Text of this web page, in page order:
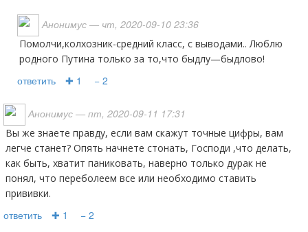
Анонимус — чт, 2020-09-10 23:36
Помолчи,колхозник-средний класс, с выводами.. Люблю
родного Путина только за то,что быдлу—быдлово!
ответить ✚ 1 − 2
Анонимус — пт, 2020-09-11 17:31
Вы же знаете правду, если вам скажут точные цифры, вам
легче станет? Опять начнете стонать, Господи ,что делать,
как быть, хватит паниковать, наверно только дурак не
понял, что переболеем все или необходимо ставить
прививки.
ответить ✚ 1 − 2